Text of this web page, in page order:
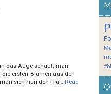
das Auge schaut, man
ersten Blumen aus der
sich nun den Frü…
Read